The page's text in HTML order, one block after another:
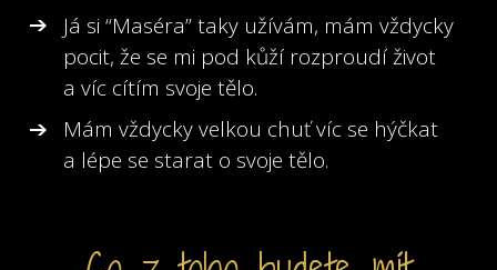
Já si “Maséra” taky užívám, mám vždycky
pocit, že se mi pod kůží rozproudí život
a víc cítím svoje tělo.
Mám vždycky velkou chuť víc se hýčkat
a lépe se starat o svoje tělo.